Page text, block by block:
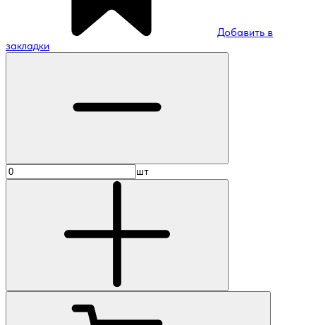
Добавить в
закладки
шт